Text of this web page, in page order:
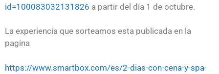
id=100083032131826 a partir del día 1 de octubre.
La experiencia que sorteamos esta publicada en la
pagina
https://www.smartbox.com/es/2-dias-con-cena-y-spa-